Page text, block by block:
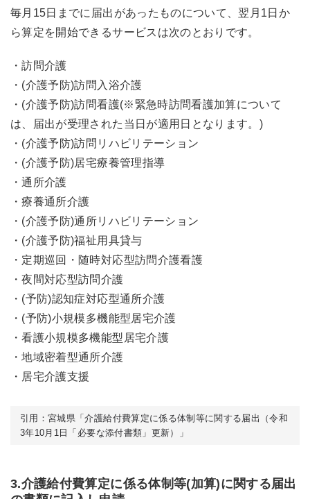
毎月15日までに届出があったものについて、翌月1日か
ら算定を開始できるサービスは次のとおりです。
・訪問介護
・(介護予防)訪問入浴介護
・(介護予防)訪問看護(※緊急時訪問看護加算について
は、届出が受理された当日が適用日となります。)
・(介護予防)訪問リハビリテーション
・(介護予防)居宅療養管理指導
・通所介護
・療養通所介護
・(介護予防)通所リハビリテーション
・(介護予防)福祉用具貸与
・定期巡回・随時対応型訪問介護看護
・夜間対応型訪問介護
・(予防)認知症対応型通所介護
・(予防)小規模多機能型居宅介護
・看護小規模多機能型居宅介護
・地域密着型通所介護
・居宅介護支援
引用：宮城県「介護給付費算定に係る体制等に関する届出（令和
3年10月1日「必要な添付書類」更新）」
3.介護給付費算定に係る体制等(加算)に関する届出